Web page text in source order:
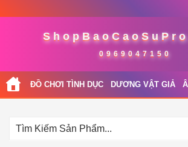
0969047150
ĐỒ CHƠI TÌNH DỤC DƯƠNG VẬT GIẢ